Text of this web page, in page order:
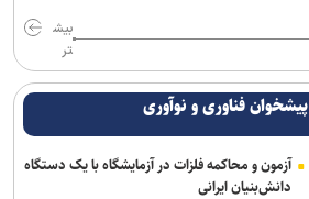
بیش
تر
پیشخوان فناوری و نوآوری
آزمون و محاکمه فلزات در آزمایشگاه با یک دستگاه
دانش‌بنیان ایرانی